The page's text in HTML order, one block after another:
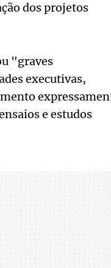
dos projetos
"graves
executivas,
e estudos